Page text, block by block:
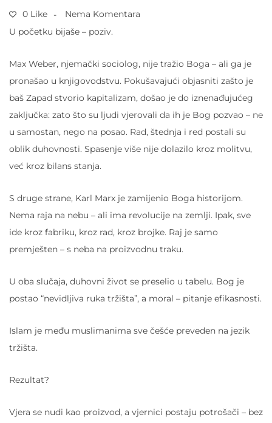
0 Like
Nema Komentara
U početku bijaše – poziv.
Max Weber, njemački sociolog, nije tražio Boga – ali ga je
pronašao u knjigovodstvu. Pokušavajući objasniti zašto je
baš Zapad stvorio kapitalizam, došao je do iznenađujućeg
zaključka: zato što su ljudi vjerovali da ih je Bog pozvao – ne
u samostan, nego na posao. Rad, štednja i red postali su
oblik duhovnosti. Spasenje više nije dolazilo kroz molitvu,
već kroz bilans stanja.
S druge strane, Karl Marx je zamijenio Boga historijom.
Nema raja na nebu – ali ima revolucije na zemlji. Ipak, sve
ide kroz fabriku, kroz rad, kroz brojke. Raj je samo
premješten – s neba na proizvodnu traku.
U oba slučaja, duhovni život se preselio u tabelu. Bog je
postao “nevidljiva ruka tržišta”, a moral – pitanje efikasnosti.
Islam je među muslimanima sve češće preveden na jezik
tržišta.
Rezultat?
Vjera se nudi kao proizvod, a vjernici postaju potrošači – bez